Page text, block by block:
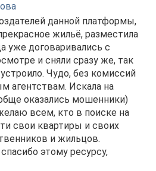
данной платформы,
жильё, разместила
уже договаривались с
и сняли сразу же, так
Чудо, без комиссий
агентствам. Искала на
оказались мошенники)
всем, кто в поиске на
свои квартиры и своих
и жильцов.
этому ресурсу,